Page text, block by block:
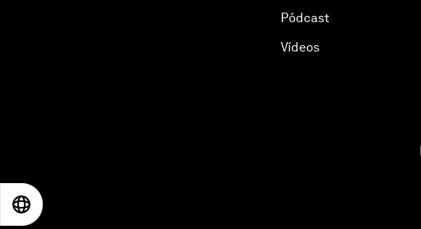
Pódcast
Vídeos